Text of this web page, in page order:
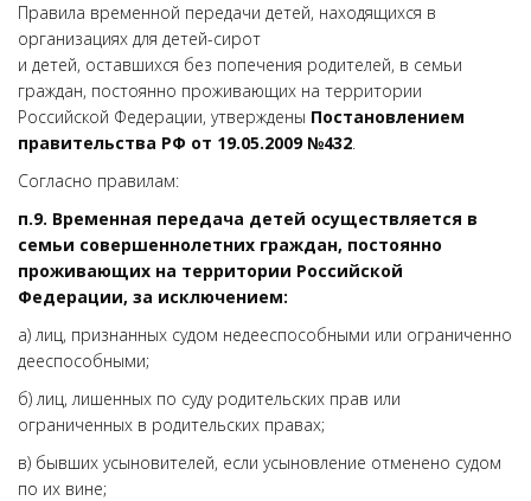
Правила временной передачи детей, находящихся в
организациях для детей-сирот
и детей, оставшихся без попечения родителей, в семьи
граждан, постоянно проживающих на территории
Российской Федерации, утверждены Постановлением
правительства РФ от 19.05.2009 №432.
Согласно правилам:
п.9. Временная передача детей осуществляется в
семьи совершеннолетних граждан, постоянно
проживающих на территории Российской
Федерации, за исключением:
а) лиц, признанных судом недееспособными или ограниченно
дееспособными;
б) лиц, лишенных по суду родительских прав или
ограниченных в родительских правах;
в) бывших усыновителей, если усыновление отменено судом
по их вине;